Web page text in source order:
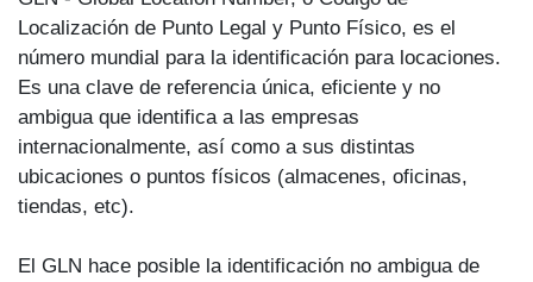
Localización de Punto Legal y Punto Físico, es el
número mundial para la identificación para locaciones.
Es una clave de referencia única, eficiente y no
ambigua que identifica a las empresas
internacionalmente, así como a sus distintas
ubicaciones o puntos físicos (almacenes, oficinas,
tiendas, etc).
El GLN hace posible la identificación no ambigua de